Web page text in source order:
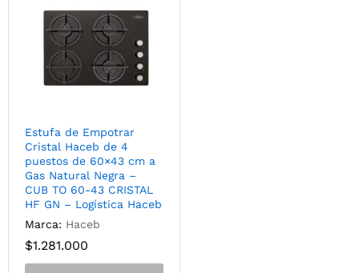
Estufa de Empotrar
Cristal Haceb de 4
puestos de 60×43 cm a
Gas Natural Negra –
CUB TO 60-43 CRISTAL
HF GN – Logística Haceb
Marca: Haceb
$1.281.000